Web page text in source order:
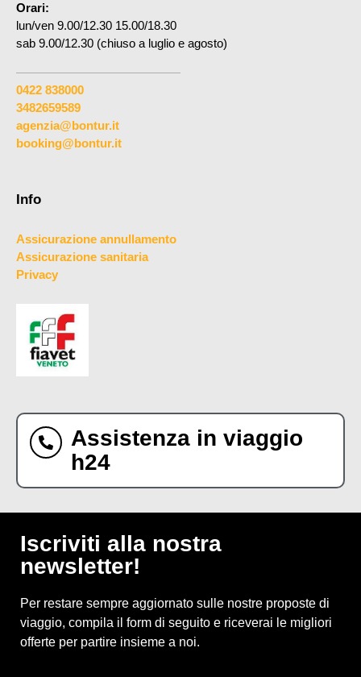
Orari:
lun/ven 9.00/12.30 15.00/18.30
sab 9.00/12.30 (chiuso a luglio e agosto)
0422 838000
3482659589
agenzia@bontur.it
booking@bontur.it
Info
Assicurazione annullamento
Assicurazione sanitaria
Privacy
Assistenza in viaggio
h24
Iscriviti alla nostra
newsletter!
Per restare sempre aggiornato sulle nostre proposte di
viaggio, compila il form di seguito e riceverai le migliori
offerte per partire insieme a noi.